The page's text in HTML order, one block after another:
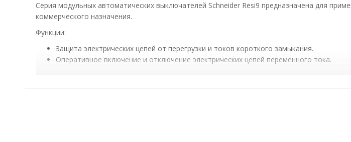
Серия модульных автоматических выключателей Schneider Resi9 предназначена для
коммерческого назначения.
Функции:
Защита электрических цепей от перегрузки и токов короткого замыкания.
Оперативное включение и отключение электрических цепей переменного тока.